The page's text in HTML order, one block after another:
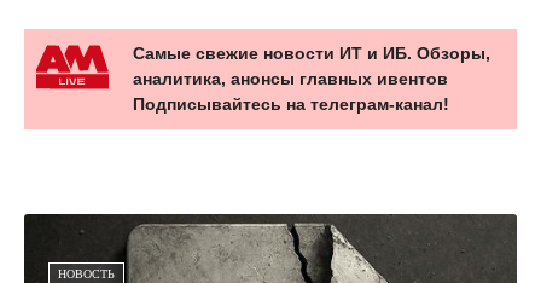
Самые свежие новости ИТ и ИБ. Обзоры,
аналитика, анонсы главных ивентов
Подписывайтесь на телеграм-канал!
НОВОСТЬ